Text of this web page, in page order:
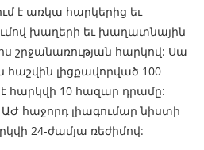
է առկա հարկերից եւ
խաղերի եւ խաղատնային
շրջանառության հարկով: Սա
հաշվին լիցքավորված 100
հարկվի 10 հազար դրամը:
հաջորդ լիագումար նիստի
24-ժամյա ռեժիմով: